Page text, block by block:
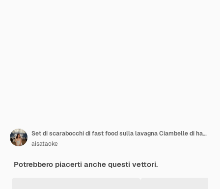
Set di scarabocchi di fast food sulla lavagna Ciambelle di hamburger cosce di pollo gelato pizza ecc
aisataoke
Potrebbero piacerti anche questi vettori.